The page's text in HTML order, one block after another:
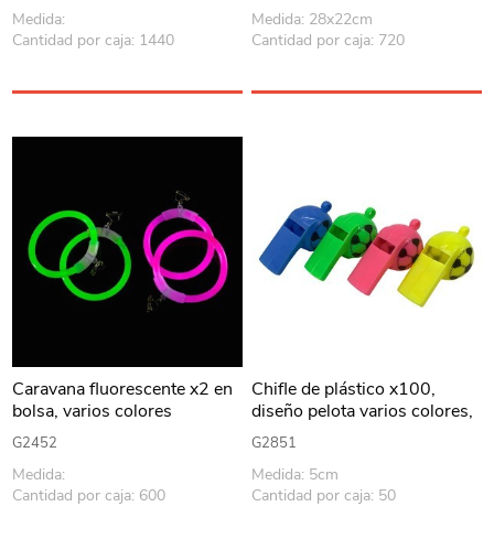
Medida:
Cantidad por caja: 1440
Medida: 28x22cm
Cantidad por caja: 720
Caravana fluorescente x2 en
bolsa, varios colores
G2452
Medida:
Cantidad por caja: 600
Chifle de plástico x100,
diseño pelota varios colores,
en bolsa
G2851
Medida: 5cm
Cantidad por caja: 50